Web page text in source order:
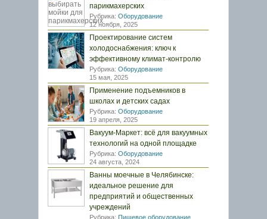
парикмахерских
Рубрика: Оборудование
12 ноября, 2025
Проектирование систем
холодоснабжения: ключ к
эффективному климат-контролю
Рубрика: Оборудование
15 мая, 2025
Применение подъемников в
школах и детских садах
Рубрика: Оборудование
19 апреля, 2025
Вакуум-Маркет: всё для вакуумных
технологий на одной площадке
Рубрика: Оборудование
24 августа, 2024
Ванны моечные в Челябинске:
идеальное решение для
предприятий и общественных
учреждений
Рубрика: Пищевое оборудование